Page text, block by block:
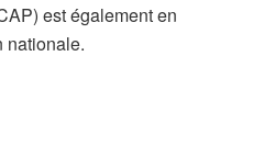
est également en
nationale.